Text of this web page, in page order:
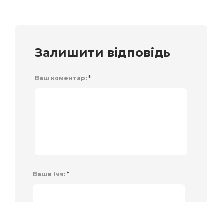
Залишити відповідь
Ваш коментар: *
Ваше Імя: *